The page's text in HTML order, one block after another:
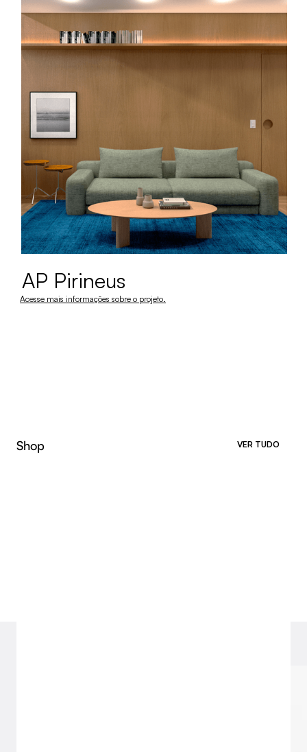
Acesse mais informações sobre o projeto.
AP Pirineus
Shop VER TUDO